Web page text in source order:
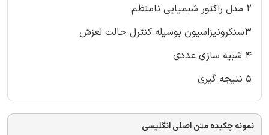
۲ مدل راکتور شیمیایی نامنظم
۳سنکرونیزاسیون بوسیله کنترل حالت لغزش
۴ شبیه سازی عددی
۵ نتیجه گیری
نمونه چکیده متن اصلی انگلیسی